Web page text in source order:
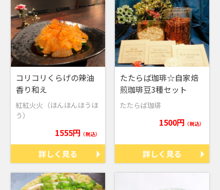
コリコリくらげの辣油
香り和え
紅紅火火（ほんほんほうほ
う）
1555円 （税込）
詳しく見る
たたらば珈琲☆自家焙
煎珈琲豆3種セット
たたらば珈琲
1500円 （税込）
詳しく見る